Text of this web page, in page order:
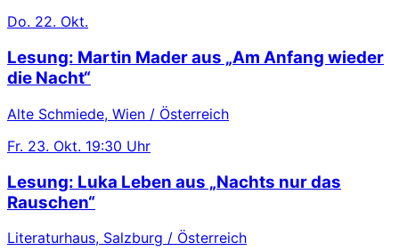
Do. 22. Okt.
Lesung: Martin Mader aus „Am Anfang wieder
die Nacht“
Alte Schmiede, Wien / Österreich
Fr. 23. Okt. 19:30 Uhr
Lesung: Luka Leben aus „Nachts nur das
Rauschen“
Literaturhaus, Salzburg / Österreich